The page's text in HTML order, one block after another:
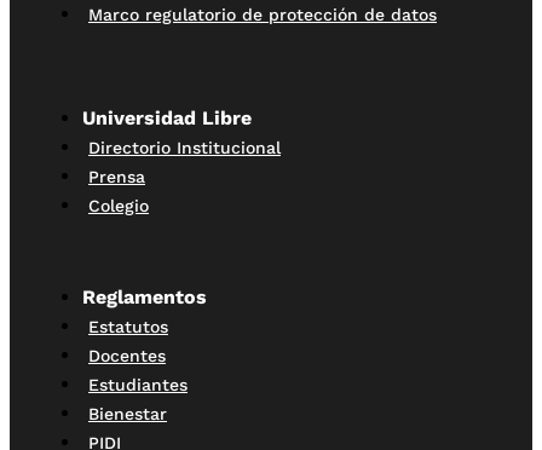
Marco regulatorio de protección de datos
Universidad Libre
Directorio Institucional
Prensa
Colegio
Reglamentos
Estatutos
Docentes
Estudiantes
Bienestar
PIDI